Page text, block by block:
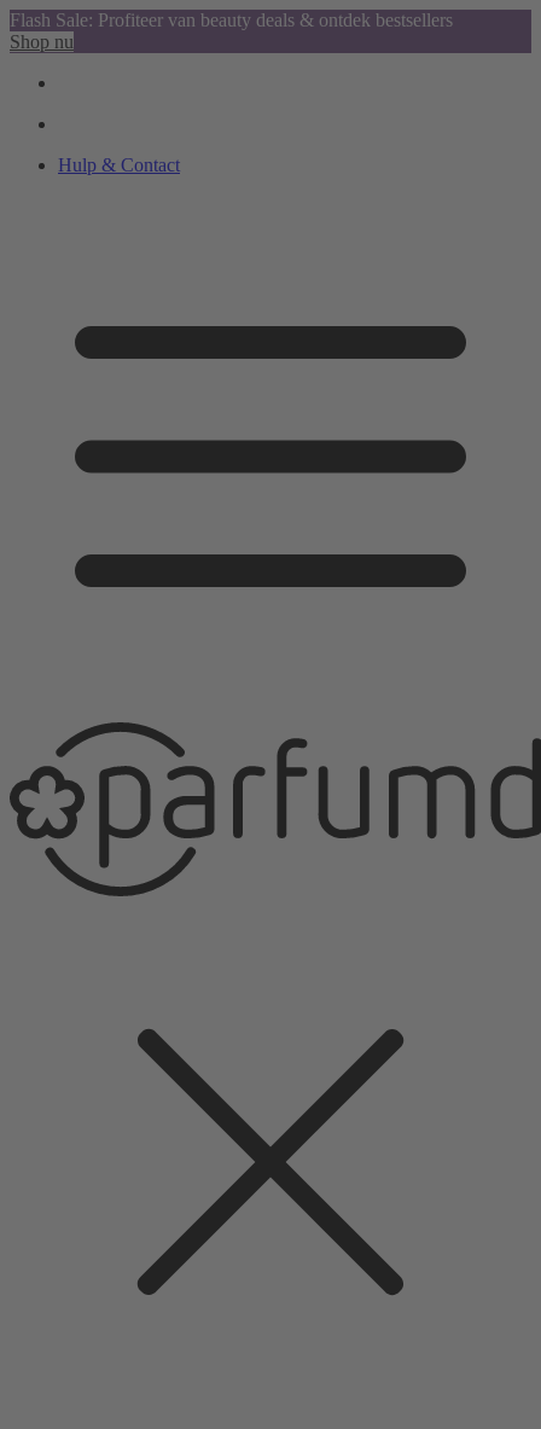
Flash Sale: Profiteer van beauty deals & ontdek bestsellers
Shop nu
Hulp & Contact